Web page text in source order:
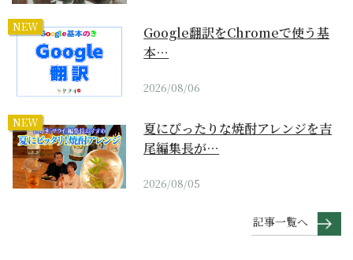
NEW
Google翻訳をChromeで使う基
本…
2026/08/06
NEW
夏にぴったりな焼酎アレンジを吉
尾編集長が…
2026/08/05
記事一覧へ